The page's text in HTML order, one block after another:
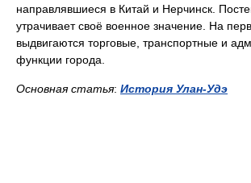
направлявшиеся в Китай и Нерчинск.
утрачивает своё военное значение. На
выдвигаются торговые, транспортные и
функции города.
Основная статья: История Улан-Удэ